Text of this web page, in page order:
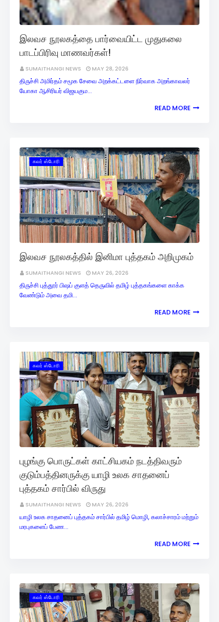
இலவச நூலகத்தை பார்வையிட்ட முதுகலை
பாடப்பிரிவு மாணவர்கள்!
SUMAITHANGI NEWS MAY 28, 2026
திருச்சி அமிர்தம் சமூக சேவை அறக்கட்டளை நிர்வாக அறங்காவலர்
யோகா ஆசிரியர் விஜயகும…
READ MORE
கவர் ஸ்டோரி
இலவச நூலகத்தில் இனிமா புத்தகம் அறிமுகம்
SUMAITHANGI NEWS MAY 26, 2026
திருச்சி புத்தூர் பிஷப் குளத் தெருவில் தமிழ் புத்தகங்களை காக்க
வேண்டும் அவை தமி…
READ MORE
கவர் ஸ்டோரி
புழங்கு பொருட்கள் காட்சியகம் நடத்திவரும்
குடும்பத்தினருக்கு யாழி உலக சாதனைப்
புத்தகம் சார்பில் விருது
SUMAITHANGI NEWS MAY 26, 2026
யாழி உலக சாதனைப் புத்தகம் சார்பில் தமிழ் மொழி, கலாச்சாரம் மற்றும்
மரபுகளைப் பேண…
READ MORE
கவர் ஸ்டோரி